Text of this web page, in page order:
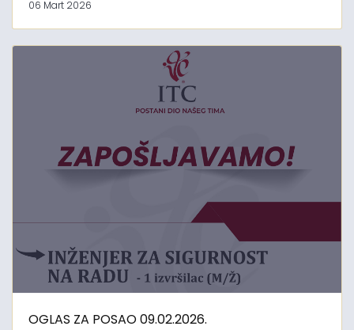
06 Mart 2026
OGLAS ZA POSAO 09.02.2026.